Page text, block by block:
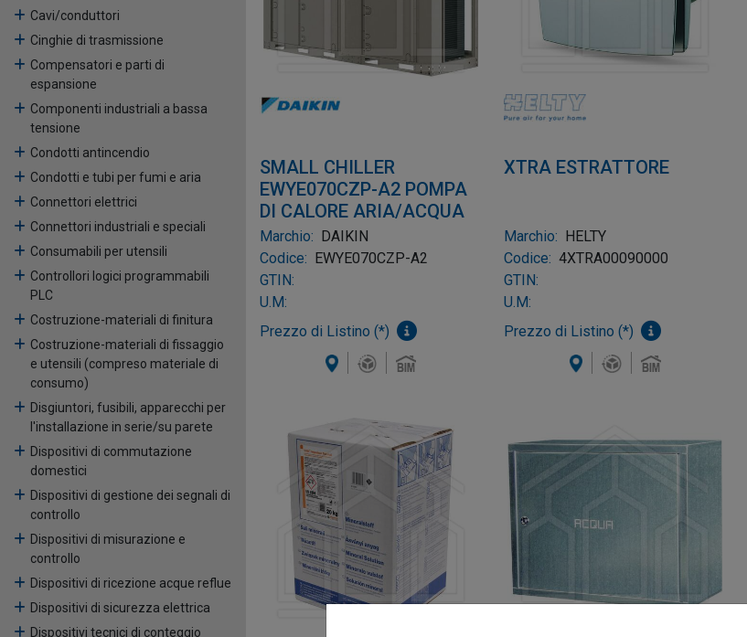
Cavi/conduttori
Cinghie di trasmissione
Compensatori e parti di
espansione
Componenti industriali a bassa
tensione
Condotti antincendio
Condotti e tubi per fumi e aria
Connettori elettrici
Connettori industriali e speciali
Consumabili per utensili
Controllori logici programmabili
PLC
Costruzione-materiali di finitura
Costruzione-materiali di fissaggio
e utensili (compreso materiale di
consumo)
Disgiuntori, fusibili, apparecchi per
l'installazione in serie/su parete
Dispositivi di commutazione
domestici
Dispositivi di gestione dei segnali di
controllo
Dispositivi di misurazione e
controllo
Dispositivi di ricezione acque reflue
Dispositivi di sicurezza elettrica
Dispositivi tecnici di conteggio
SMALL CHILLER
EWYE070CZP-A2 POMPA
DI CALORE ARIA/ACQUA
Marchio: DAIKIN
Codice: EWYE070CZP-A2
GTIN:
U.M:
Prezzo di Listino (*)
XTRA ESTRATTORE
Marchio: HELTY
Codice: 4XTRA00090000
GTIN:
U.M:
Prezzo di Listino (*)